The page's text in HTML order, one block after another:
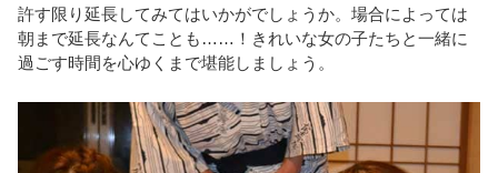
許す限り延長してみてはいかがでしょうか。場合によっては
朝まで延長なんてことも……！きれいな女の子たちと一緒に
過ごす時間を心ゆくまで堪能しましょう。